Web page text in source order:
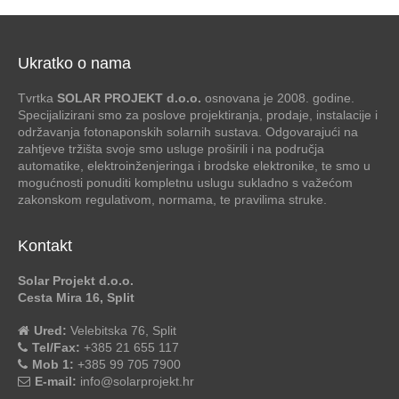
Ukratko o nama
Tvrtka SOLAR PROJEKT d.o.o. osnovana je 2008. godine.
Specijalizirani smo za poslove projektiranja, prodaje, instalacije i
održavanja fotonaponskih solarnih sustava. Odgovarajući na
zahtjeve tržišta svoje smo usluge proširili i na područja
automatike, elektroinženjeringa i brodske elektronike, te smo u
mogućnosti ponuditi kompletnu uslugu sukladno s važećom
zakonskom regulativom, normama, te pravilima struke.
Kontakt
Solar Projekt d.o.o.
Cesta Mira 16, Split
Ured: Velebitska 76, Split
Tel/Fax: +385 21 655 117
Mob 1: +385 99 705 7900
E-mail: info@solarprojekt.hr